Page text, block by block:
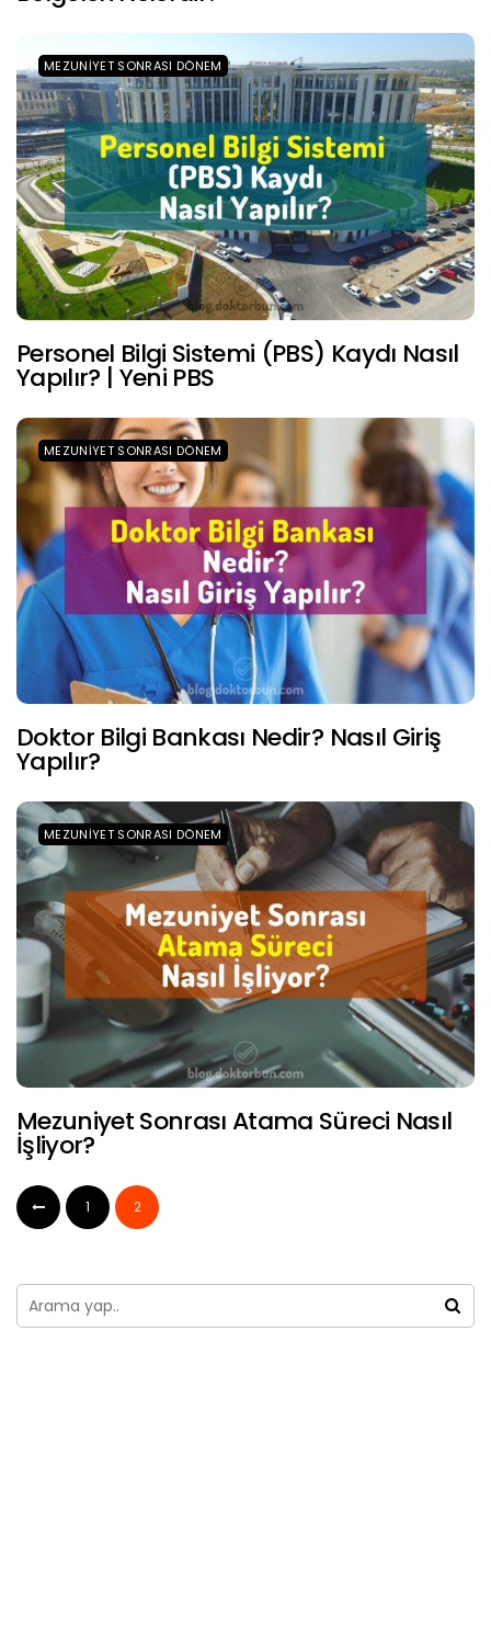
MEZUNIYET SONRASI DÖNEM
Personel Bilgi Sistemi (PBS) Kaydı Nasıl
Yapılır? | Yeni PBS
MEZUNIYET SONRASI DÖNEM
Doktor Bilgi Bankası Nedir? Nasıl Giriş
Yapılır?
MEZUNIYET SONRASI DÖNEM
Mezuniyet Sonrası Atama Süreci Nasıl
İşliyor?
1 2